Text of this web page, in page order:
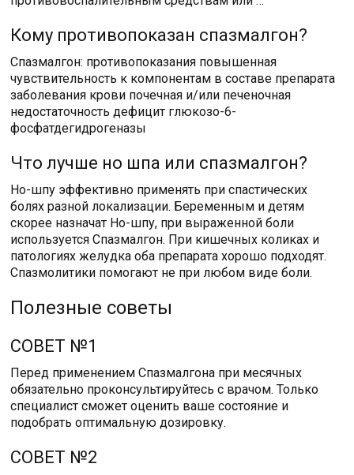
Кому противопоказан спазмалгон?
Спазмалгон: противопоказания повышенная
чувствительность к компонентам в составе препарата
заболевания крови почечная и/или печеночная
недостаточность дефицит глюкозо-6-
фосфатдегидрогеназы
Что лучше но шпа или спазмалгон?
Но-шпу эффективно применять при спастических
болях разной локализации. Беременным и детям
скорее назначат Но-шпу, при выраженной боли
используется Спазмалгон. При кишечных коликах и
патологиях желудка оба препарата хорошо подходят.
Спазмолитики помогают не при любом виде боли.
Полезные советы
СОВЕТ №1
Перед применением Спазмалгона при месячных
обязательно проконсультируйтесь с врачом. Только
специалист сможет оценить ваше состояние и
подобрать оптимальную дозировку.
СОВЕТ №2